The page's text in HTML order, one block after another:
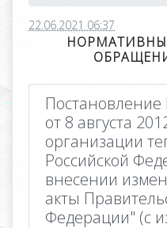
22.06.2021 06:37
от 8 августа
организации
Российской
внесении
акты
Федерации" (с